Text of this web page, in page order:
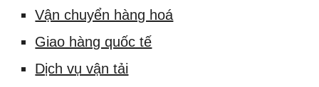
Vận chuyển hàng hoá
Giao hàng quốc tế
Dịch vụ vận tải